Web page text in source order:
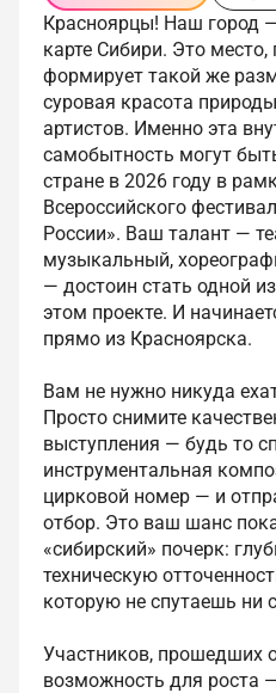
Красноярцы! Наш город
карте Сибири. Это
формирует такой же
суровая красота
артистов. Именно эта
самобытность могут
стране в 2026 году в
Всероссийского
России». Ваш талант —
музыкальный,
— достоин стать одной
этом проекте. И
прямо из Красноярска.
Вам не нужно никуда
Просто снимите
выступления — будь то
инструментальная
цирковой номер — и
отбор. Это ваш шанс
«сибирский» почерк:
техническую
которую не спутаешь ни
Участников, прошедших
возможность для роста